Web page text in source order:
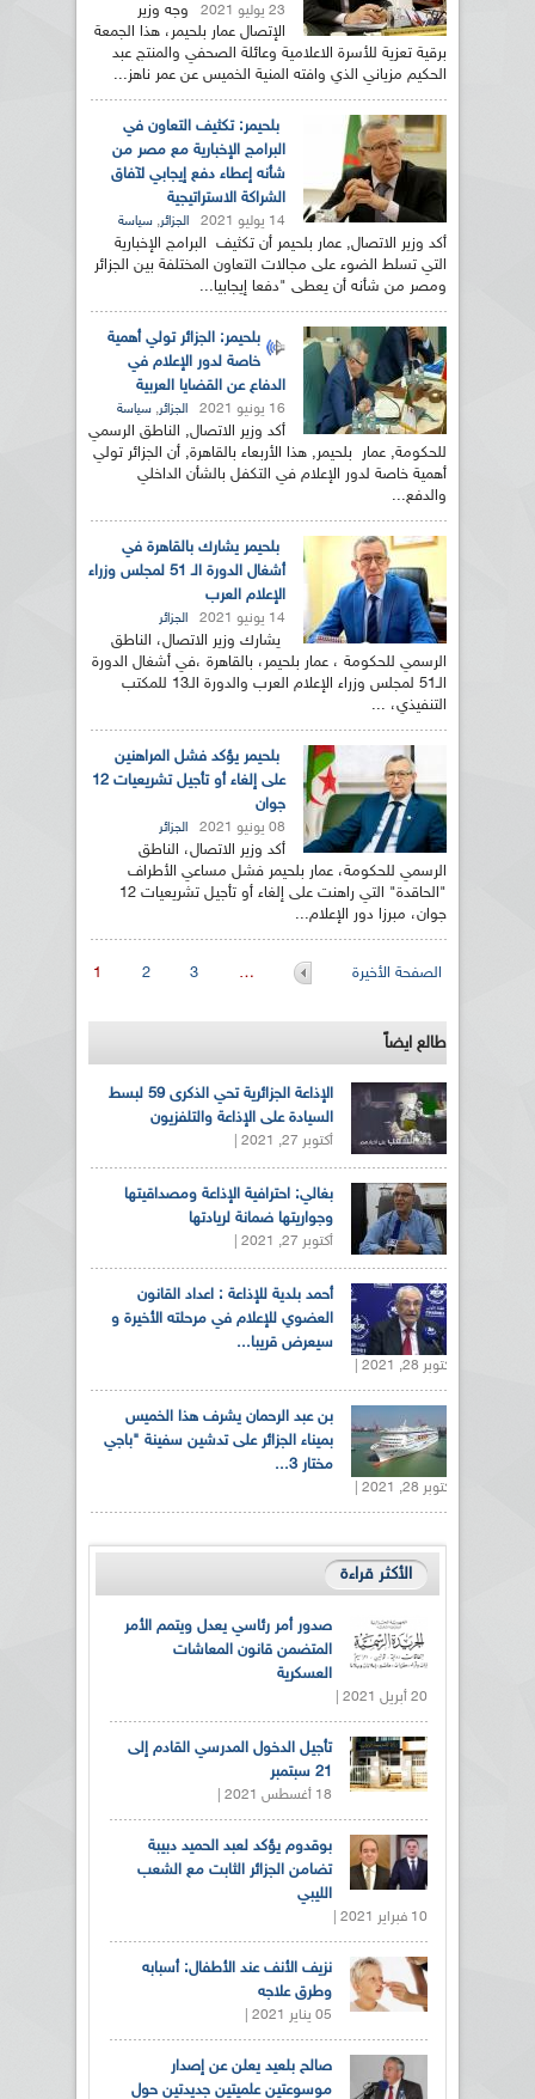
23 يوليو 2021
وجه وزير
الإتصال عمار بلحيمر، هذا الجمعة
برقية تعزية للأسرة الاعلامية وعائلة الصحفي والمنتج عبد
الحكيم مزياني الذي وافته المنية الخميس عن عمر ناهز...
بلحيمر: تكثيف التعاون في
البرامج الإخبارية مع مصر من
شأنه إعطاء دفع إيجابي لآفاق
الشراكة الاستراتيجية
14 يوليو 2021 الجزائر, سياسة
أكد وزير الاتصال, عمار بلحيمر أن تكثيف البرامج الإخبارية
التي تسلط الضوء على مجالات التعاون المختلفة بين الجزائر
ومصر من شأنه أن يعطى "دفعا إيجابيا...
بلحيمر: الجزائر تولي أهمية
خاصة لدور الإعلام في
الدفاع عن القضايا العربية
16 يونيو 2021 الجزائر, سياسة
أكد وزير الاتصال, الناطق الرسمي
للحكومة, عمار بلحيمر, هذا الأربعاء بالقاهرة, أن الجزائر تولي
أهمية خاصة لدور الإعلام في التكفل بالشأن الداخلي
والدفع...
بلحيمر يشارك بالقاهرة في
أشغال الدورة الـ 51 لمجلس وزراء
الإعلام العرب
14 يونيو 2021 الجزائر
يشارك وزير الاتصال، الناطق
الرسمي للحكومة ، عمار بلحيمر، بالقاهرة ،في أشغال الدورة
الـ51 لمجلس وزراء الإعلام العرب والدورة الـ13 للمكتب
التنفيذي، ...
بلحيمر يؤكد فشل المراهنين
على إلغاء أو تأجيل تشريعيات 12
جوان
08 يونيو 2021 الجزائر
أكد وزير الاتصال، الناطق
الرسمي للحكومة، عمار بلحيمر فشل مساعي الأطراف
"الحاقدة" التي راهنت على إلغاء أو تأجيل تشريعيات 12
جوان، مبرزا دور الإعلام...
الصفحات 1 2 3 … الصفحة الأخيرة
طالع ايضاً
الإذاعة الجزائرية تحي الذكرى 59 لبسط
السيادة على الإذاعة والتلفزيون
أكتوبر 27, 2021 |
بغالي: احترافية الإذاعة ومصداقيتها
وجواريتها ضمانة لريادتها
أكتوبر 27, 2021 |
أحمد بلدية للإذاعة : اعداد القانون
العضوي للإعلام في مرحلته الأخيرة و
سيعرض قريبا...
أكتوبر 28, 2021 |
بن عبد الرحمان يشرف هذا الخميس
بميناء الجزائر على تدشين سفينة "باجي
مختار 3...
أكتوبر 28, 2021 |
الأكثر قراءة
صدور أمر رئاسي يعدل ويتمم الأمر
المتضمن قانون المعاشات
العسكرية
20 أبريل 2021 |
تأجيل الدخول المدرسي القادم إلى
21 سبتمبر
18 أغسطس 2021 |
بوقدوم يؤكد لعبد الحميد دبيبة
تضامن الجزائر الثابت مع الشعب
الليبي
10 فبراير 2021 |
نزيف الأنف عند الأطفال: أسبابه
وطرق علاجه
05 يناير 2021 |
صالح بلعيد يعلن عن إصدار
موسوعتين علميتين جديدتين حول